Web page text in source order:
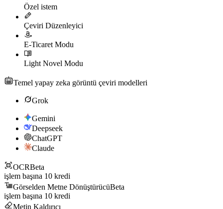
Özel istem
Çeviri Düzenleyici
E-Ticaret Modu
Light Novel Modu
Temel yapay zeka görüntü çeviri modelleri
Grok
Gemini
Deepseek
ChatGPT
Claude
OCRBeta
işlem başına 10 kredi
Görselden Metne DönüştürücüBeta
işlem başına 10 kredi
Metin Kaldırıcı